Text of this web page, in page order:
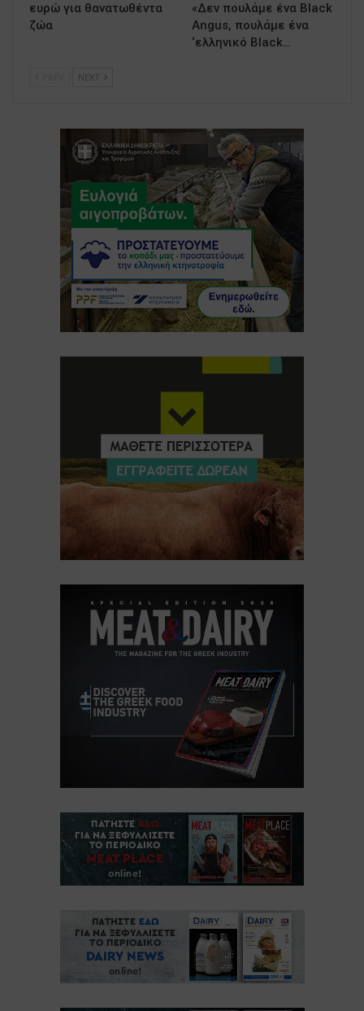
ευρώ για θανατωθέντα
ζώα
«Δεν πουλάμε ένα Black
Angus, πουλάμε ένα
‘ελληνικό Black…
NEXT